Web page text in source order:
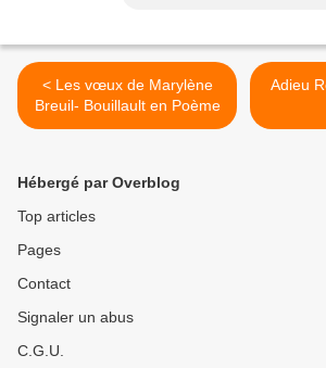
< Les vœux de Marylène
Breuil- Bouillault en Poème
Hébergé par Overblog
Top articles
Pages
Contact
Signaler un abus
C.G.U.